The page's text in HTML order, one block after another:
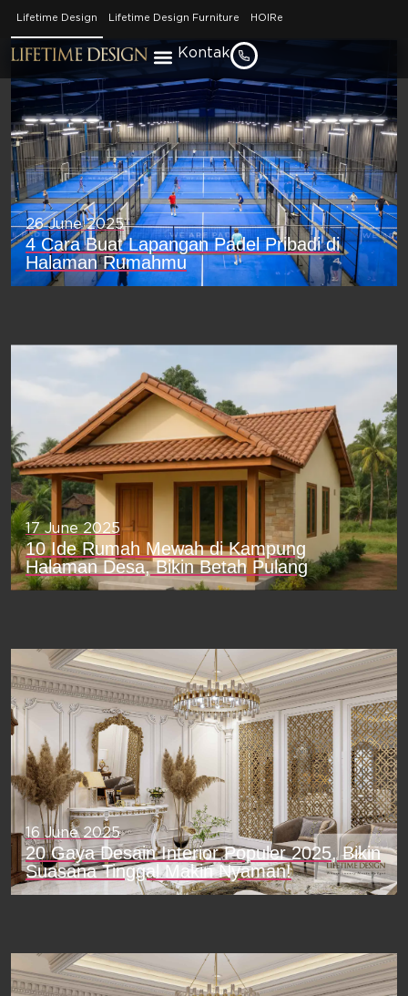
Lifetime Design Lifetime Design Furniture HOIRe
Kontak
Artikel Kami
26 June 2025
4 Cara Buat Lapangan Padel Pribadi di
Halaman Rumahmu
17 June 2025
10 Ide Rumah Mewah di Kampung
Halaman Desa, Bikin Betah Pulang
16 June 2025
20 Gaya Desain Interior Populer 2025, Bikin
Suasana Tinggal Makin Nyaman!